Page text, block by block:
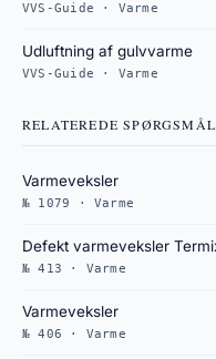
VVS-Guide · Varme
Udluftning af gulvvarme
VVS-Guide · Varme
RELATEREDE SPØRGSMÅL
Varmeveksler
№ 1079 · Varme
Defekt varmeveksler
№ 413 · Varme
Varmeveksler
№ 406 · Varme